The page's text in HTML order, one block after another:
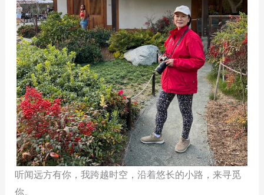
听闻远方有你，我跨越时空，沿着悠长的小路，来寻觅